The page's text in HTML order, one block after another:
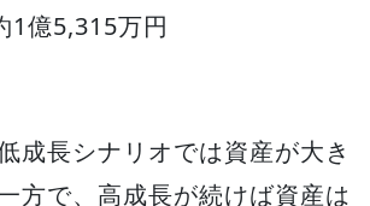
1億5,315万円
成長シナリオでは資産が大き
方で、高成長が続けば資産は